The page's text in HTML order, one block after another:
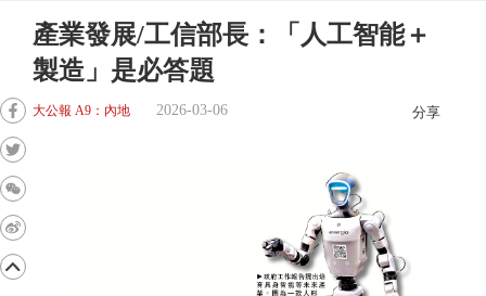
產業發展/工信部長：「人工智能＋
製造」是必答題
大公報 A9：內地 2026-03-06 分享